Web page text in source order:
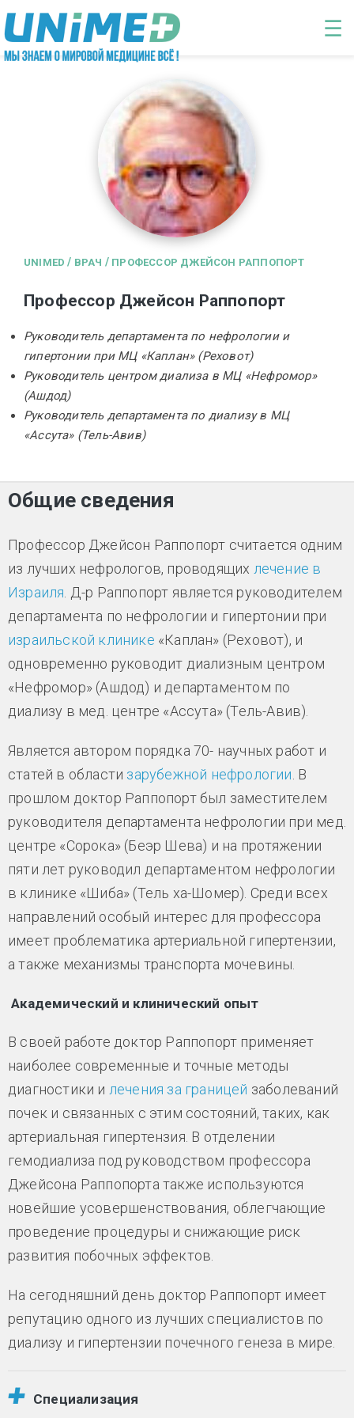
Перейти к основному содержанию
☰
UNIMED / ВРАЧ / ПРОФЕССОР ДЖЕЙСОН РАППОПОРТ
Профессор Джейсон Раппопорт
Руководитель департамента по нефрологии и
гипертонии при МЦ «Каплан» (Реховот)
Руководитель центром диализа в МЦ «Нефромор»
(Ашдод)
Руководитель департамента по диализу в МЦ
«Ассута» (Тель-Авив)
Общие сведения
Профессор Джейсон Раппопорт считается одним
из лучших нефрологов, проводящих лечение в
Израиля . Д-р Раппопорт является руководителем
департамента по нефрологии и гипертонии при
израильской клинике «Каплан» (Реховот), и
одновременно руководит диализным центром
«Нефромор» (Ашдод) и департаментом по
диализу в мед. центре «Ассута» (Тель-Авив).
Является автором порядка 70- научных работ и
статей в области зарубежной нефрологии . В
прошлом доктор Раппопорт был заместителем
руководителя департамента нефрологии при мед.
центре «Сорока» (Беэр Шева) и на протяжении
пяти лет руководил департаментом нефрологии
в клинике «Шиба» (Тель ха-Шомер). Среди всех
направлений особый интерес для профессора
имеет проблематика артериальной гипертензии,
а также механизмы транспорта мочевины.
Академический и клинический опыт
В своей работе доктор Раппопорт применяет
наиболее современные и точные методы
диагностики и лечения за границей заболеваний
почек и связанных с этим состояний, таких, как
артериальная гипертензия. В отделении
гемодиализа под руководством профессора
Джейсона Раппопорта также используются
новейшие усовершенствования, облегчающие
проведение процедуры и снижающие риск
развития побочных эффектов.
На сегодняшний день доктор Раппопорт имеет
репутацию одного из лучших специалистов по
диализу и гипертензии почечного генеза в мире.
Специализация